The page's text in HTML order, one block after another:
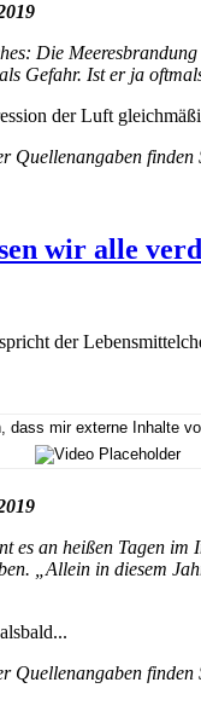
Die
Gefahr. Ist er ja
der Luft
Quellenangaben finden
wir alle
der
dass mir externe Inhalte
es an heißen Tagen
„Allein in diesem
Quellenangaben finden